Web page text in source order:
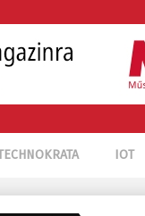
IOT